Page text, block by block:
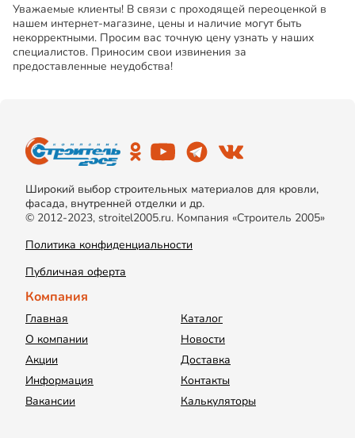
Уважаемые клиенты! В связи с проходящей переоценкой в
нашем интернет-магазине, цены и наличие могут быть
некорректными. Просим вас точную цену узнать у наших
специалистов. Приносим свои извинения за
предоставленные неудобства!
Широкий выбор строительных материалов для кровли,
фасада, внутренней отделки и др.
© 2012-2023, stroitel2005.ru. Компания «Строитель 2005»
Политика конфиденциальности
Публичная оферта
Компания
Главная
Каталог
О компании
Новости
Акции
Доставка
Информация
Контакты
Вакансии
Калькуляторы